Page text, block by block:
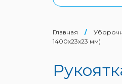
Главная /
1400х23х23 мм)